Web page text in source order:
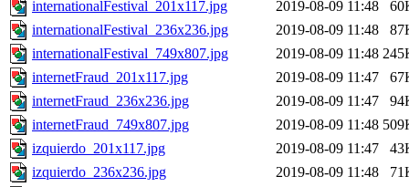
internationalFestival_201x117.jpg
2019-08-09 11:48
internationalFestival_236x236.jpg
2019-08-09 11:48
internationalFestival_749x807.jpg
2019-08-09 11:48
internetFraud_201x117.jpg
2019-08-09 11:47
internetFraud_236x236.jpg
2019-08-09 11:47
internetFraud_749x807.jpg
2019-08-09 11:48
izquierdo_201x117.jpg
2019-08-09 11:47
izquierdo_236x236.jpg
2019-08-09 11:48